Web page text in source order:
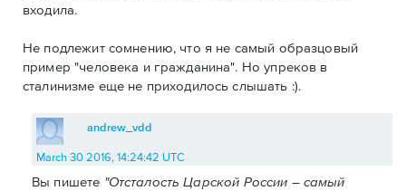
входила.
Не подлежит сомнению, что я не самый образцовый
пример "человека и гражданина". Но упреков в
сталинизме еще не приходилось слышать :).
andrew_vdd
March 30 2016, 14:24:42 UTC
Вы пишете "Отсталость Царской России – самый